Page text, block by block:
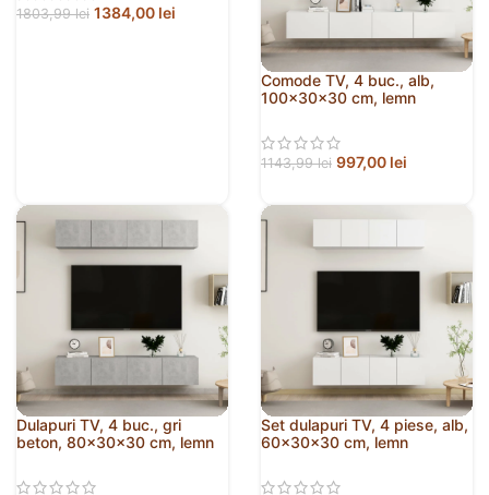
1803,99lei 1384,00 lei
Comode TV, 4 buc., alb,
100x30x30 cm, lemn
1143,99lei 997,00 lei
Dulapuri TV, 4 buc., gri
beton, 80x30x30 cm, lemn
Set dulapuri TV, 4 piese, alb,
60x30x30 cm, lemn